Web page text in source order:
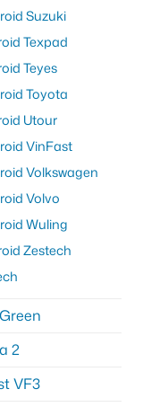
Suzuki
Texpad
Teyes
Toyota
Utour
VinFast
Volkswagen
Volvo
Wuling
Zestech
2
VF3